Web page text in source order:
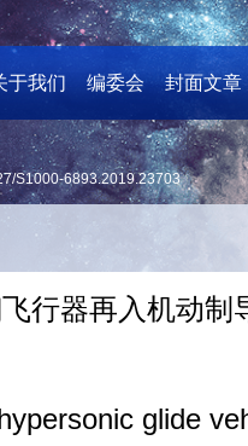
于我们 编委会 封面文章
S1000-6893.2019.23703
行器再入机动制
glide